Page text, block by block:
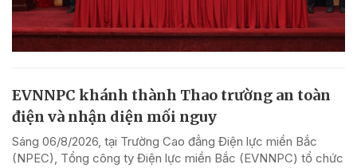
EVNNPC khánh thành Thao trường an toàn
điện và nhận diện mối nguy
Sáng 06/8/2026, tại Trường Cao đẳng Điện lực miền Bắc
(NPEC), Tổng công ty Điện lực miền Bắc (EVNNPC) tổ chức